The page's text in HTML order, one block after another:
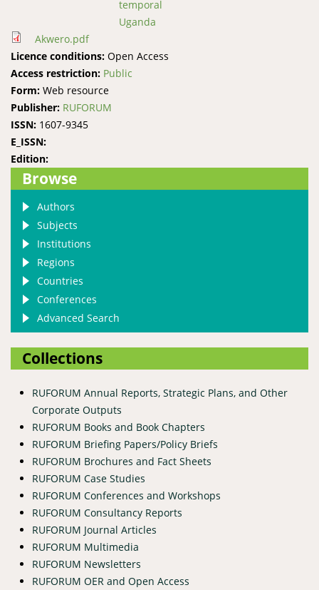
temporal
Uganda
Akwero.pdf
Licence conditions: Open Access
Access restriction: Public
Form: Web resource
Publisher: RUFORUM
ISSN: 1607-9345
E_ISSN:
Edition:
Browse
Authors
Subjects
Institutions
Regions
Countries
Conferences
Advanced Search
Collections
RUFORUM Annual Reports, Strategic Plans, and Other
Corporate Outputs
RUFORUM Books and Book Chapters
RUFORUM Briefing Papers/Policy Briefs
RUFORUM Brochures and Fact Sheets
RUFORUM Case Studies
RUFORUM Conferences and Workshops
RUFORUM Consultancy Reports
RUFORUM Journal Articles
RUFORUM Multimedia
RUFORUM Newsletters
RUFORUM OER and Open Access